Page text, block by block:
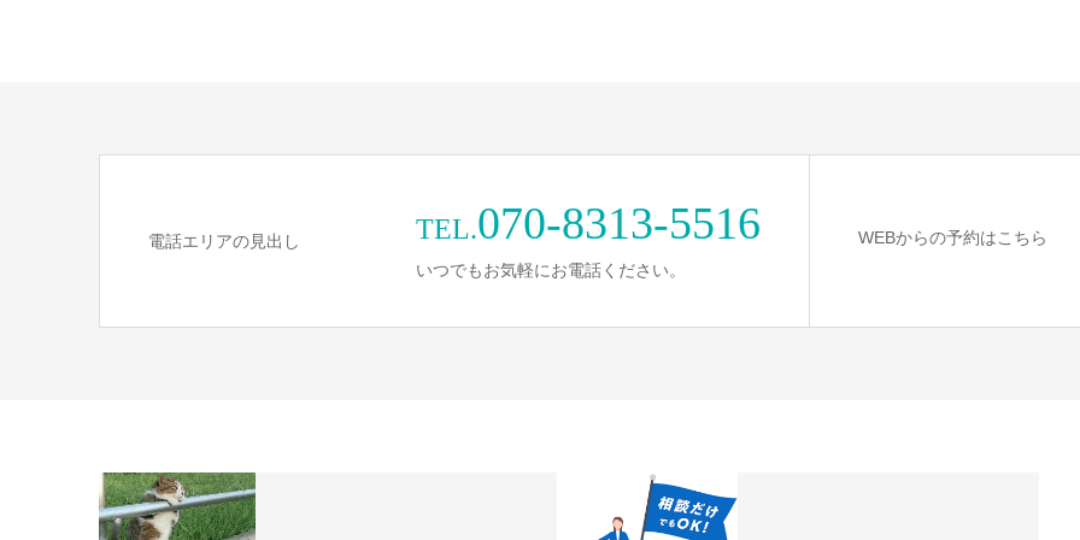
電話エリアの見出し TEL.070-8313-5516
いつでもお気軽にお電話ください。
WEBからの予約はこちら